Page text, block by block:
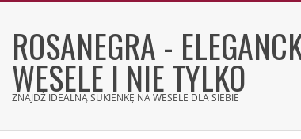
contentROSANEGRA -
WESELE I NIE TYLKO
ZNAJDŹ IDEALNĄ SUKIENKĘ NA WESELE DLA SIEBIE